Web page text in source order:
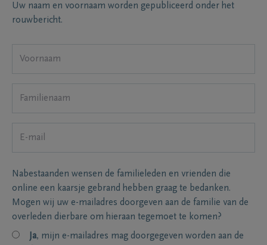
Uw naam en voornaam worden gepubliceerd onder het
rouwbericht.
Nabestaanden wensen de familieleden en vrienden die
online een kaarsje gebrand hebben graag te bedanken.
Mogen wij uw e-mailadres doorgeven aan de familie van de
overleden dierbare om hieraan tegemoet te komen?
Ja, mijn e-mailadres mag doorgegeven worden aan de